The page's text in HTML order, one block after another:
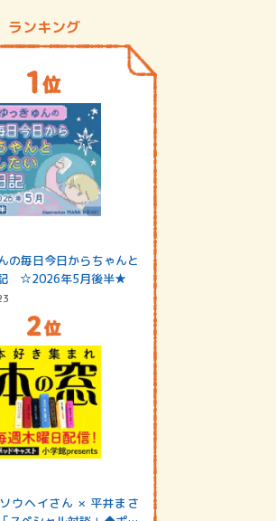
ランキング
の毎日今日からちゃんと
記 ☆2026年5月後半★
ウヘイさん × 平井まさ